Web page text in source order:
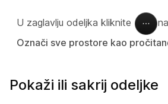
U zaglavlju odeljka kliknite
Označi sve prostore kao
Pokaži ili sakrij odeljke